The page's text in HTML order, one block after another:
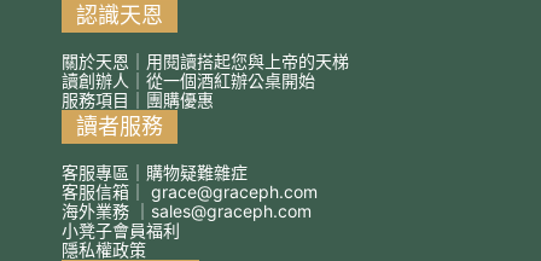
認識天恩
關於天恩｜用閱讀搭起您與上帝的天梯
讀創辦人｜從一個酒紅辦公桌開始
服務項目｜團購優惠
讀者服務
客服專區｜購物疑難雜症
客服信箱｜ grace@graceph.com
海外業務 ｜ sales@graceph.com
小凳子會員福利
隱私權政策